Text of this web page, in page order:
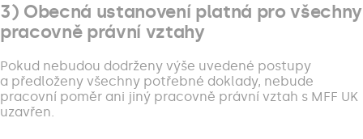
3) Obecná ustanovení platná pro všechny
pracovně právní vztahy
Pokud nebudou dodrženy výše uvedené postupy
a předloženy všechny potřebné doklady, nebude
pracovní poměr ani jiný pracovně právní vztah s MFF UK
uzavřen.